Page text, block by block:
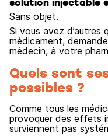
Sans objet.
Si vous avez d’autres
médicament,
médecin, à votre
Quels sont
possibles ?
Comme tous les
provoquer des effets
surviennent pas